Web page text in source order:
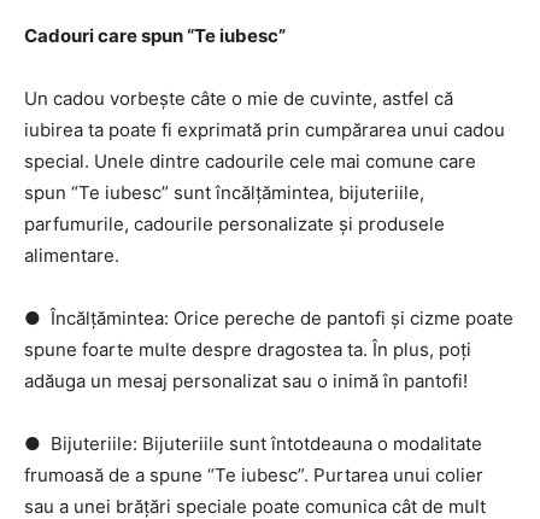
Cadouri care spun “Te iubesc”
Un cadou vorbește câte o mie de cuvinte, astfel că
iubirea ta poate fi exprimată prin cumpărarea unui cadou
special. Unele dintre cadourile cele mai comune care
spun “Te iubesc” sunt încălțămintea, bijuteriile,
parfumurile, cadourile personalizate și produsele
alimentare.
● Încălțămintea: Orice pereche de pantofi și cizme poate
spune foarte multe despre dragostea ta. În plus, poți
adăuga un mesaj personalizat sau o inimă în pantofi!
● Bijuteriile: Bijuteriile sunt întotdeauna o modalitate
frumoasă de a spune “Te iubesc”. Purtarea unui colier
sau a unei brățări speciale poate comunica cât de mult